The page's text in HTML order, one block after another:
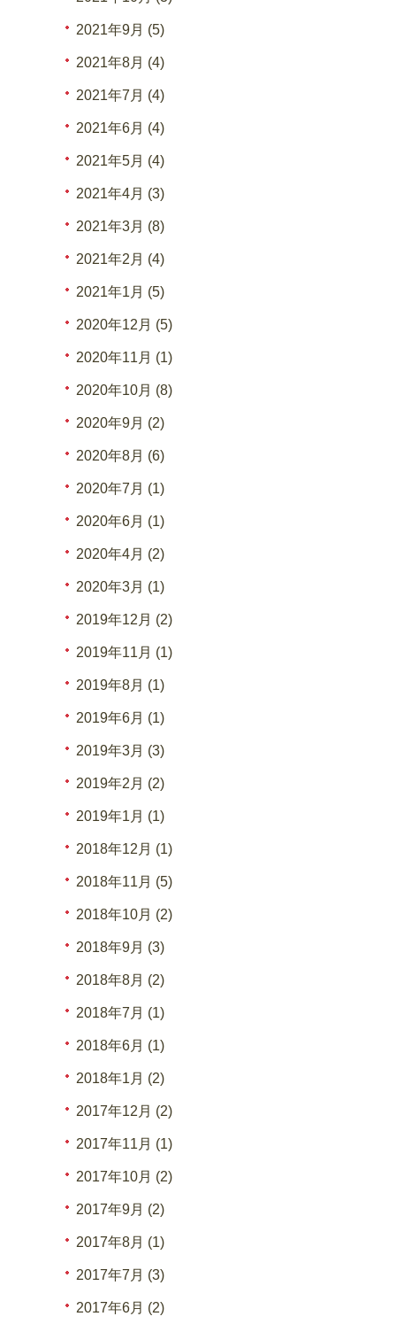
2021年9月 (5)
2021年8月 (4)
2021年7月 (4)
2021年6月 (4)
2021年5月 (4)
2021年4月 (3)
2021年3月 (8)
2021年2月 (4)
2021年1月 (5)
2020年12月 (5)
2020年11月 (1)
2020年10月 (8)
2020年9月 (2)
2020年8月 (6)
2020年7月 (1)
2020年6月 (1)
2020年4月 (2)
2020年3月 (1)
2019年12月 (2)
2019年11月 (1)
2019年8月 (1)
2019年6月 (1)
2019年3月 (3)
2019年2月 (2)
2019年1月 (1)
2018年12月 (1)
2018年11月 (5)
2018年10月 (2)
2018年9月 (3)
2018年8月 (2)
2018年7月 (1)
2018年6月 (1)
2018年1月 (2)
2017年12月 (2)
2017年11月 (1)
2017年10月 (2)
2017年9月 (2)
2017年8月 (1)
2017年7月 (3)
2017年6月 (2)